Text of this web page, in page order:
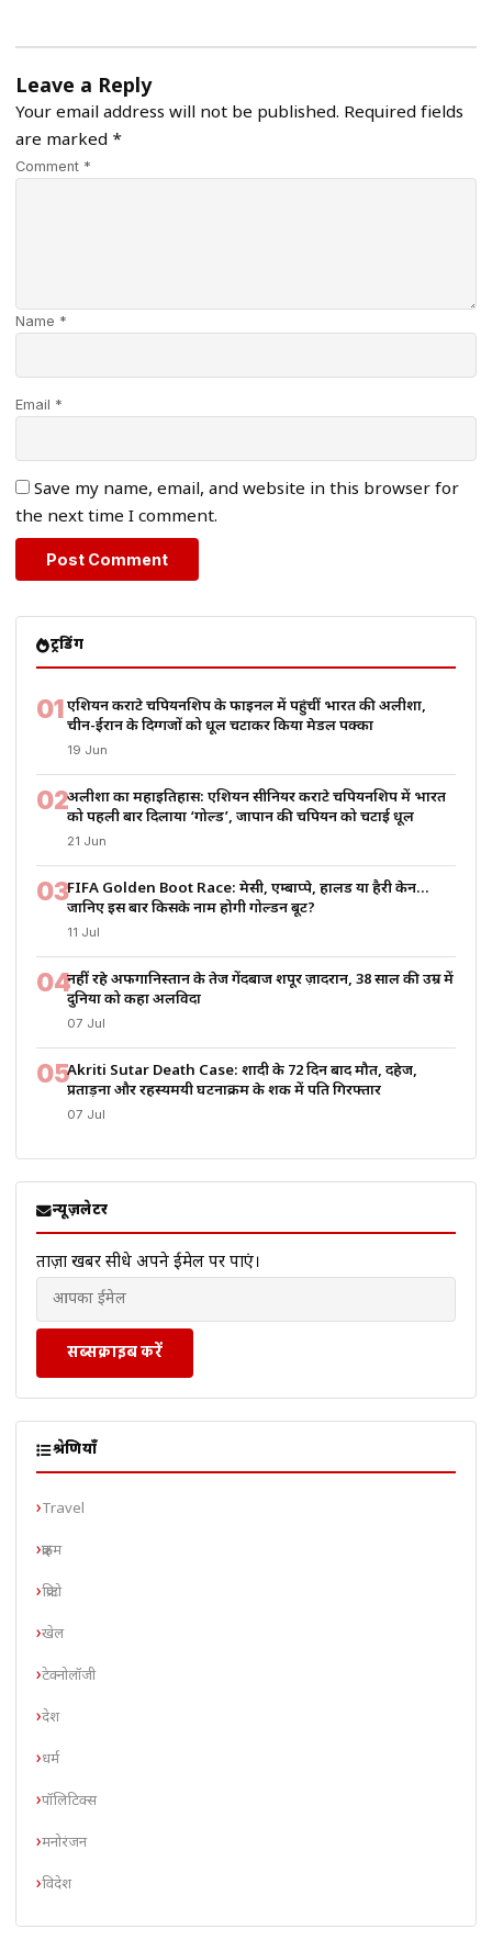
Leave a Reply
Your email address will not be published. Required fields
are marked *
Comment *
Name *
Email *
Save my name, email, and website in this browser for
the next time I comment.
ट्रेंडिंग
01एशियन कराटे चैंपियनशिप के फाइनल में पहुंचीं भारत की अलीशा,
चीन-ईरान के दिग्गजों को धूल चटाकर किया मेडल पक्का
19 Jun
02अलीशा का महाइतिहास: एशियन सीनियर कराटे चैंपियनशिप में भारत
को पहली बार दिलाया ‘गोल्ड’, जापान की चैंपियन को चटाई धूल
21 Jun
03FIFA Golden Boot Race: मेसी, एम्बाप्पे, हालैंड या हैरी केन…
जानिए इस बार किसके नाम होगी गोल्डन बूट?
11 Jul
04नहीं रहे अफगानिस्तान के तेज गेंदबाज शपूर ज़ादरान, 38 साल की उम्र में
दुनिया को कहा अलविदा
07 Jul
05Akriti Sutar Death Case: शादी के 72 दिन बाद मौत, दहेज,
प्रताड़ना और रहस्यमयी घटनाक्रम के शक में पति गिरफ्तार
07 Jul
न्यूज़लेटर
ताज़ा खबरें सीधे अपने ईमेल पर पाएं।
सब्सक्राइब करें
श्रेणियाँ
Travel
क्राइम
क्रिप्टो
खेल
टेक्नोलॉजी
देश
धर्म
पॉलिटिक्स
मनोरंजन
विदेश